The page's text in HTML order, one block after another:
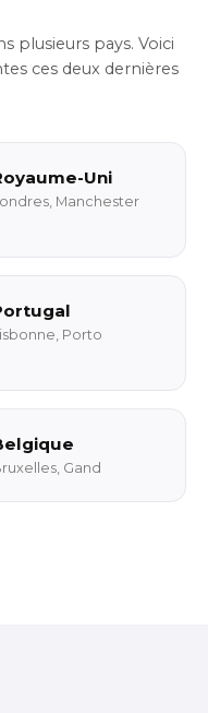
plusieurs pays. Voici
ces deux dernières
Uni
Manchester
Porto
Gand